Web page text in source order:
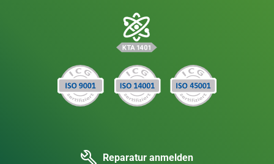
Reparatur anmelden